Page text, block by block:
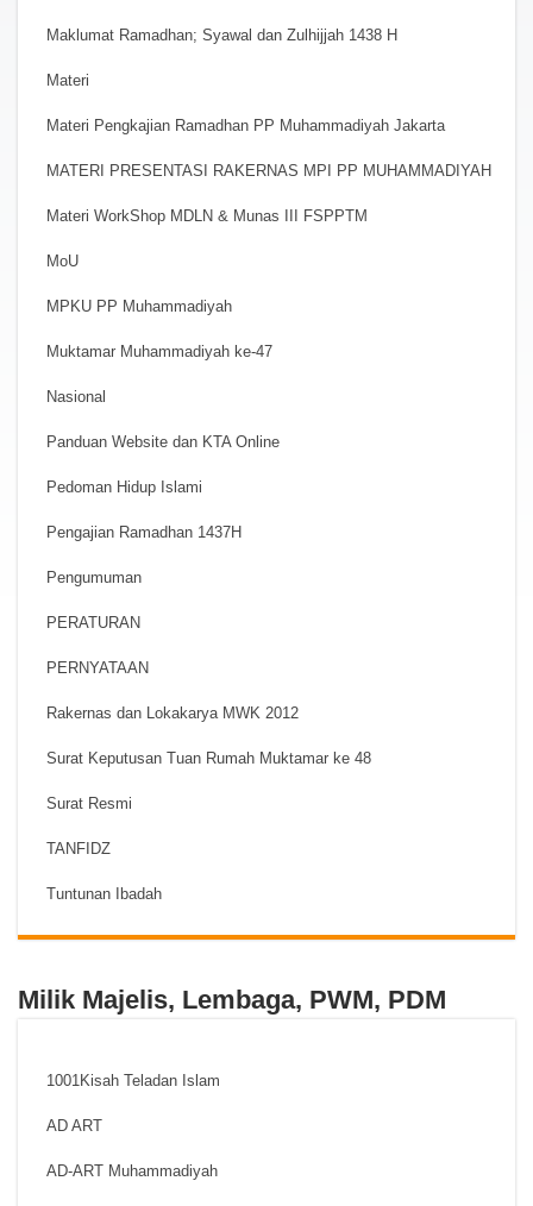
Maklumat Ramadhan; Syawal dan Zulhijjah 1438 H
Materi
Materi Pengkajian Ramadhan PP Muhammadiyah Jakarta
MATERI PRESENTASI RAKERNAS MPI PP MUHAMMADIYAH
Materi WorkShop MDLN & Munas III FSPPTM
MoU
MPKU PP Muhammadiyah
Muktamar Muhammadiyah ke-47
Nasional
Panduan Website dan KTA Online
Pedoman Hidup Islami
Pengajian Ramadhan 1437H
Pengumuman
PERATURAN
PERNYATAAN
Rakernas dan Lokakarya MWK 2012
Surat Keputusan Tuan Rumah Muktamar ke 48
Surat Resmi
TANFIDZ
Tuntunan Ibadah
Milik Majelis, Lembaga, PWM, PDM
1001Kisah Teladan Islam
AD ART
AD-ART Muhammadiyah